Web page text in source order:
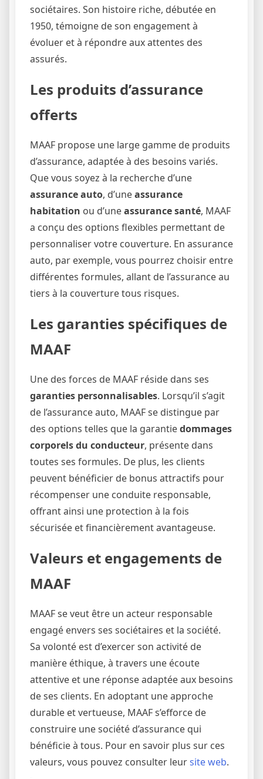
sociétaires. Son histoire riche, débutée en
1950, témoigne de son engagement à
évoluer et à répondre aux attentes des
assurés.
Les produits d’assurance
offerts
MAAF propose une large gamme de produits
d’assurance, adaptée à des besoins variés.
Que vous soyez à la recherche d’une
assurance auto, d’uneassurance
habitation ou d’uneassurance santé, MAAF
a conçu des options flexibles permettant de
personnaliser votre couverture. En assurance
auto, par exemple, vous pourrez choisir entre
différentes formules, allant de l’assurance au
tiers à la couverture tous risques.
Les garanties spécifiques de
MAAF
Une des forces de MAAF réside dans ses
garanties personnalisables. Lorsqu’il s’agit
de l’assurance auto, MAAF se distingue par
des options telles que la garantiedommages
corporels du conducteur, présente dans
toutes ses formules. De plus, les clients
peuvent bénéficier de bonus attractifs pour
récompenser une conduite responsable,
offrant ainsi une protection à la fois
sécurisée et financièrement avantageuse.
Valeurs et engagements de
MAAF
MAAF se veut être un acteur responsable
engagé envers ses sociétaires et la société.
Sa volonté est d’exercer son activité de
manière éthique, à travers une écoute
attentive et une réponse adaptée aux besoins
de ses clients. En adoptant une approche
durable et vertueuse, MAAF s’efforce de
construire une société d’assurance qui
bénéficie à tous. Pour en savoir plus sur ces
valeurs, vous pouvez consulter leursite web.